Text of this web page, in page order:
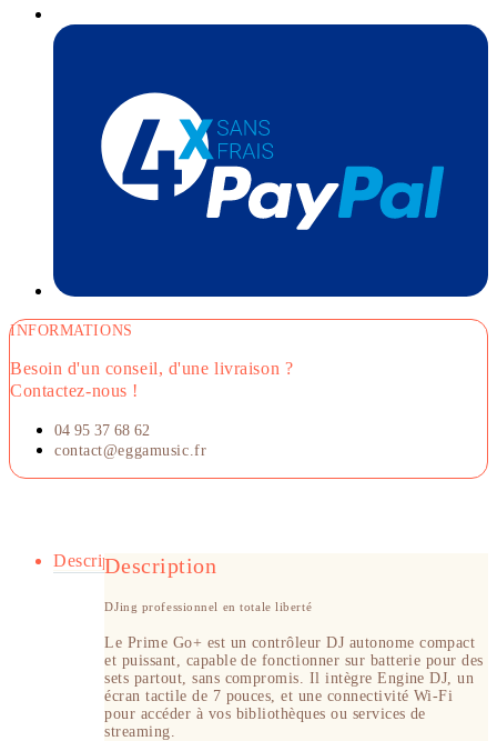
INFORMATIONS
Besoin d'un conseil, d'une livraison ?
Contactez-nous !
04 95 37 68 62
contact@eggamusic.fr
DescriptionDescription
DJing professionnel en totale liberté
Le Prime Go+ est un contrôleur DJ autonome compact
et puissant, capable de fonctionner sur batterie pour des
sets partout, sans compromis. Il intègre Engine DJ, un
écran tactile de 7 pouces, et une connectivité Wi-Fi
pour accéder à vos bibliothèques ou services de
streaming.